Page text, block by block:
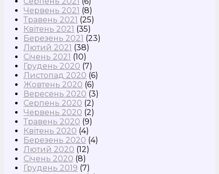
Червень 2021 (8)
Травень 2021 (25)
Квітень 2021 (35)
Березень 2021 (23)
Лютий 2021 (38)
Січень 2021 (10)
Грудень 2020 (7)
Листопад 2020 (6)
Жовтень 2020 (6)
Вересень 2020 (3)
Серпень 2020 (2)
Червень 2020 (2)
Травень 2020 (9)
Квітень 2020 (4)
Березень 2020 (4)
Лютий 2020 (12)
Січень 2020 (8)
Грудень 2019 (7)